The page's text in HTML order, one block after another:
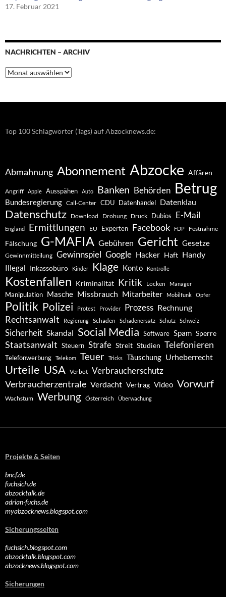
17. Februar 2021
NACHRICHTEN – ARCHIV
Nachrichten
–
Top 100 Schlagwörter (Tags) auf Abzocknews.de:
Abmahnung Abonnement Abzocke Affären
Angriff Apple Ausspähen Auto Banken Behörden Betrug
Bundesregierung Call-Center CDU Datenhandel Datenklau
Datenschutz Download Drohung Druck Dubios E-Mail
England Ermittlungen EU Experten Facebook FDP Festnahme
Fälschung G-MAFIA Gebühren Gericht Gesetze
Gewinnmitteilung Gewinnspiel Google Hacker Haft Handy
Illegal Inkassobüro Kinder Klage Konto Kontrolle
Kostenfallen Kriminalität Kritik Locken Manager
Manipulation Masche Missbrauch Mitarbeiter Mobilfunk Opfer
Politik Polizei Protest Provider Prozess Rechnung
Rechtsanwalt Regierung Schaden Schadenersatz Schutz Schweiz
Sicherheit Skandal Social Media Software Spam Sperre
Staatsanwalt Steuern Strafe Streit Studien Telefonieren
Telefonwerbung Telekom Teuer Tricks Täuschung Urheberrecht
Urteile USA Verbot Verbraucherschutz
Verbraucherzentrale Verdacht Vertrag Video Vorwurf
Wachstum Werbung Österreich Überwachung
Projekte & Seiten
bncf.de
fuchsich.de
abzocktalk.de
adrian-fuchs.de
myabzocknews.blogspot.com
Sicherungsseiten
fuchsich.blogspot.com
abzocktalk.blogspot.com
abzocknews.blogspot.com
Sicherungen